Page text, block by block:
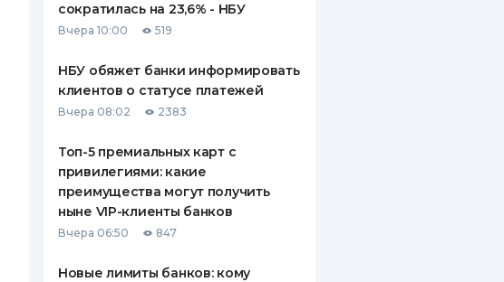
сократилась на 23,6% - НБУ
Вчера 10:00 519
НБУ обяжет банки информировать
клиентов о статусе платежей
Вчера 08:02 2383
Топ-5 премиальных карт с
привилегиями: какие
преимущества могут получить
ныне VIP-клиенты банков
Вчера 06:50 847
Новые лимиты банков: кому